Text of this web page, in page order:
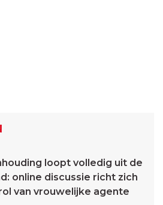
loopt volledig uit de
online discussie richt zich
van vrouwelijke agente